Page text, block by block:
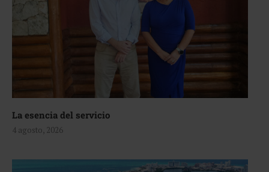
La esencia del servicio
4 agosto, 2026